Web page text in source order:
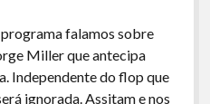
falamos sobre
Miller que antecipa
Independente do flop que
ignorada. Assitam e nos